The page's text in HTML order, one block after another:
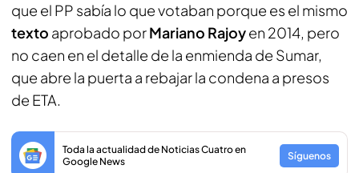
que el PP sabía lo que votaban porque es el mismo
texto aprobado porMariano Rajoyen 2014, pero
no caen en el detalle de la enmienda de Sumar,
que abre la puerta a rebajar la condena a presos
de ETA.
Toda la actualidad de Noticias Cuatro en
Google News
Síguenos